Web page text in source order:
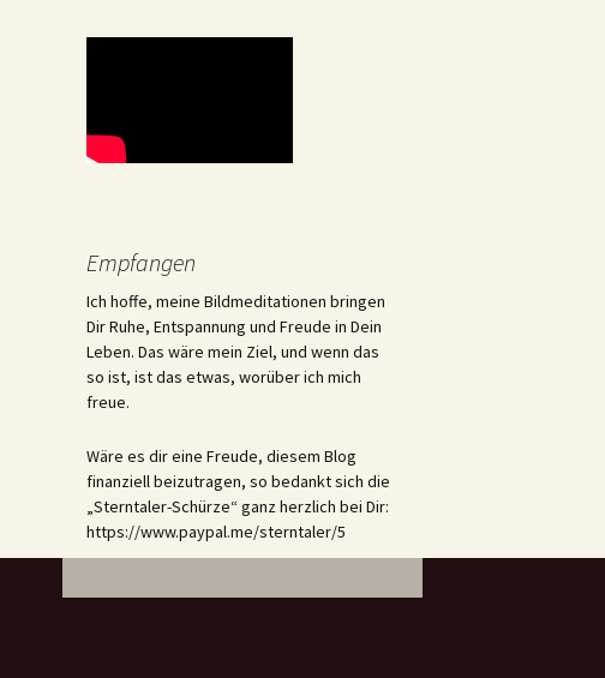
Empfangen
Ich hoffe, meine Bildmeditationen bringen
Dir Ruhe, Entspannung und Freude in Dein
Leben. Das wäre mein Ziel, und wenn das
so ist, ist das etwas, worüber ich mich
freue.
Wäre es dir eine Freude, diesem Blog
finanziell beizutragen, so bedankt sich die
„Sterntaler-Schürze“ ganz herzlich bei Dir:
https://www.paypal.me/sterntaler/5